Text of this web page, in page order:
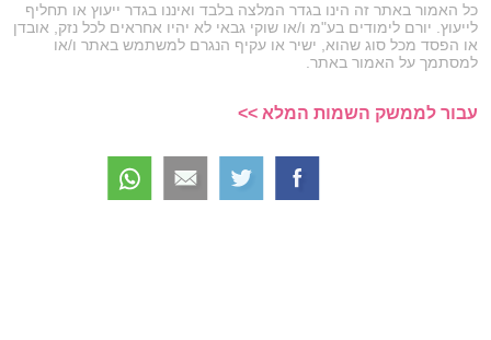
כל האמור באתר זה הינו בגדר המלצה בלבד ואיננו בגדר ייעוץ או תחליף
לייעוץ. יורם לימודים בע"מ ו/או שוקי גבאי לא יהיו אחראים לכל נזק, אובדן
או הפסד מכל סוג שהוא, ישיר או עקיף הנגרם למשתמש באתר ו/או
למסתמך על האמור באתר.
עבור לממשק השמות המלא >>